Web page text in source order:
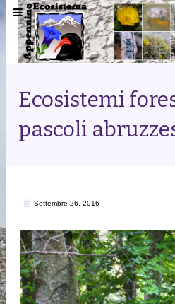
Ecosistemi
pascoli
Settembre 26, 2016